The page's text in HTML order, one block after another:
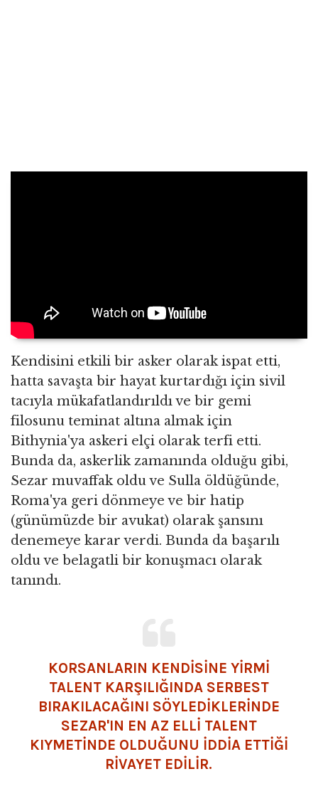
Kendisini etkili bir asker olarak ispat etti,
hatta savaşta bir hayat kurtardığı için sivil
tacıyla mükafatlandırıldı ve bir gemi
filosunu teminat altına almak için
Bithynia'ya askeri elçi olarak terfi etti.
Bunda da, askerlik zamanında olduğu gibi,
Sezar muvaffak oldu ve Sulla öldüğünde,
Roma'ya geri dönmeye ve bir hatip
(günümüzde bir avukat) olarak şansını
denemeye karar verdi. Bunda da başarılı
oldu ve belagatli bir konuşmacı olarak
tanındı.
KORSANLARIN KENDİSİNE YİRMİ
TALENT KARŞILIĞINDA SERBEST
BIRAKILACAĞINI SÖYLEDİKLERİNDE
SEZAR'IN EN AZ ELLİ TALENT
KIYMETİNDE OLDUĞUNU İDDİA ETTİĞİ
RİVAYET EDİLİR.